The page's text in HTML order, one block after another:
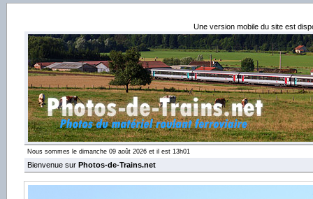
Une version mobile du site est
Nous sommes le dimanche 09 août 2026 et il est 13h01
Bienvenue sur Photos-de-Trains.net